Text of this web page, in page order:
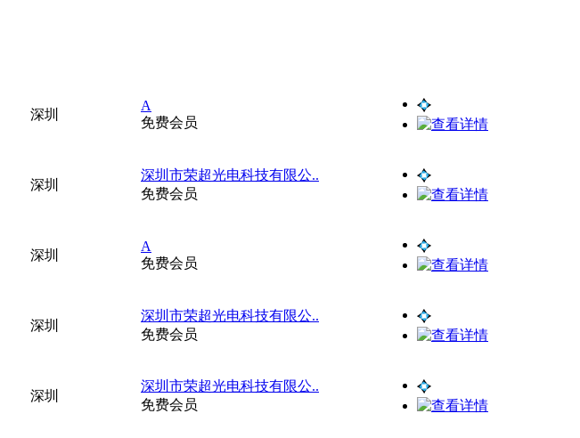
深圳
A
免费会员
深圳
深圳市荣超光电科技有限公..
免费会员
深圳
A
免费会员
深圳
深圳市荣超光电科技有限公..
免费会员
深圳
深圳市荣超光电科技有限公..
免费会员